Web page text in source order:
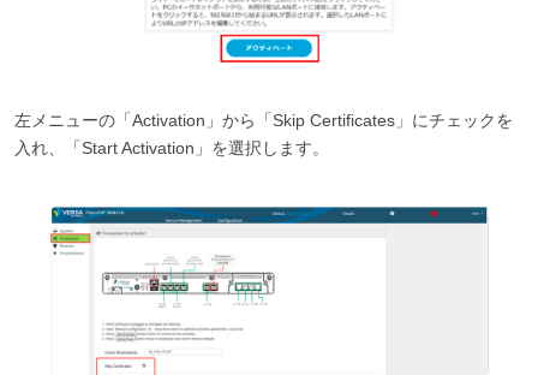
左メニューの「Activation」から「Skip Certificates」にチェックを
入れ、「Start Activation」を選択します。